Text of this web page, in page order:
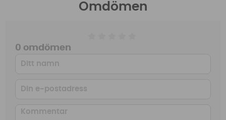
Omdömen
0 omdömen